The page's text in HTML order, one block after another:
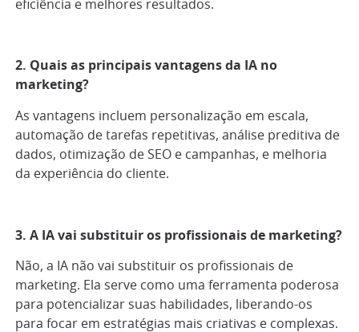
eficiência e melhores resultados.
2. Quais as principais vantagens da IA no
marketing?
As vantagens incluem personalização em escala,
automação de tarefas repetitivas, análise preditiva de
dados, otimização de SEO e campanhas, e melhoria
da experiência do cliente.
3. A IA vai substituir os profissionais de marketing?
Não, a IA não vai substituir os profissionais de
marketing. Ela serve como uma ferramenta poderosa
para potencializar suas habilidades, liberando-os
para focar em estratégias mais criativas e complexas.